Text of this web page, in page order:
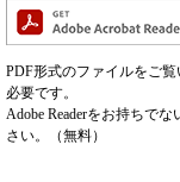
PDF形式のファイルをご覧
必要です。
Adobe Readerをお持ちで
さい。（無料）